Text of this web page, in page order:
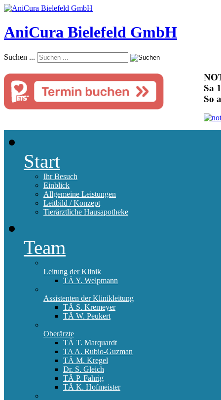
AniCura Bielefeld GmbH
Suchen ...
Sa
So
Start
Ihr Besuch
Einblick
Allgemeine Leistungen
Leitbild / Konzept
Tierärztliche Hausapotheke
Team
Leitung der Klinik
TÄ Y. Welpmann
Assistenten der Klinikleitung
TÄ S. Kremeyer
TÄ W. Peukert
Oberärzte
TÄ T. Marquardt
TA A. Rubio-Guzman
TÄ M. Kregel
Dr. S. Gleich
TÄ P. Fahrig
TÄ K. Hofmeister